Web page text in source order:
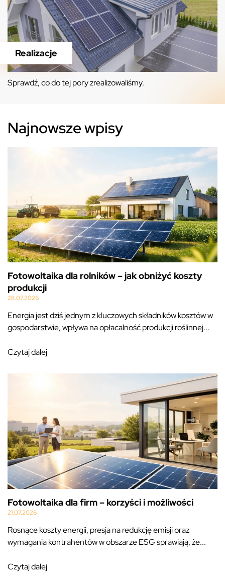
Realizacje
Sprawdź, co do tej pory zrealizowaliśmy.
Najnowsze wpisy
Fotowoltaika dla rolników – jak obniżyć koszty
produkcji
28.07.2026
Energia jest dziś jednym z kluczowych składników kosztów w
gospodarstwie, wpływa na opłacalność produkcji roślinnej...
Czytaj dalej
Fotowoltaika dla firm – korzyści i możliwości
21.07.2026
Rosnące koszty energii, presja na redukcję emisji oraz
wymagania kontrahentów w obszarze ESG sprawiają, że...
Czytaj dalej